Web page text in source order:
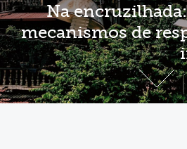
Na
mecanismos de